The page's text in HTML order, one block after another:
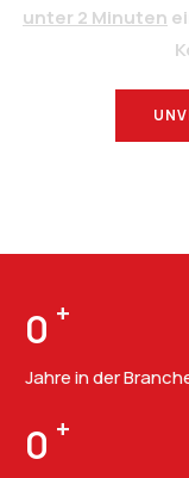
unter 2 Minuten
0 +
Jahre in der
0 +